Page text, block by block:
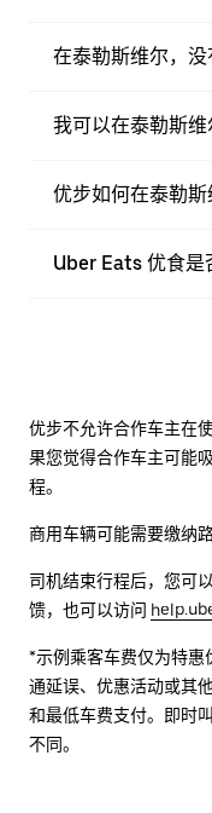
在泰勒斯维尔，没
我可以在泰勒斯
优步如何在泰勒斯
Uber Eats 优食是
优步不允许合作车主在
果您觉得合作车主可能
程。
商用车辆可能需要缴纳
司机结束行程后，您可
馈，也可以访问
*示例乘客车费仅为特惠
通延误、优惠活动或其
和最低车费支付。即时
不同。